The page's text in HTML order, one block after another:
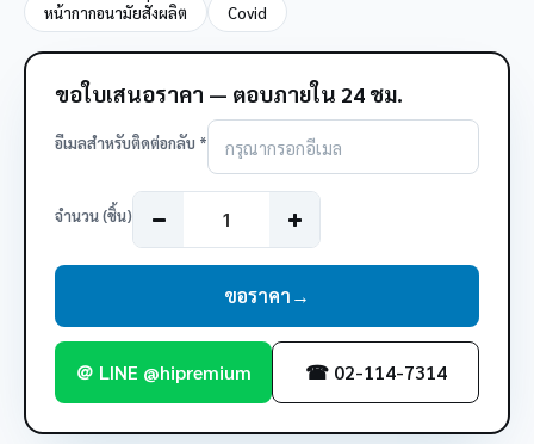
หน้ากากอนามัยสั่งผลิต
Covid
ขอใบเสนอราคา — ตอบภายใน 24 ชม.
อีเมลสำหรับติดต่อกลับ *
จำนวน (ชิ้น)
ขอราคา→
＠ LINE @hipremium ☎ 02-114-7314